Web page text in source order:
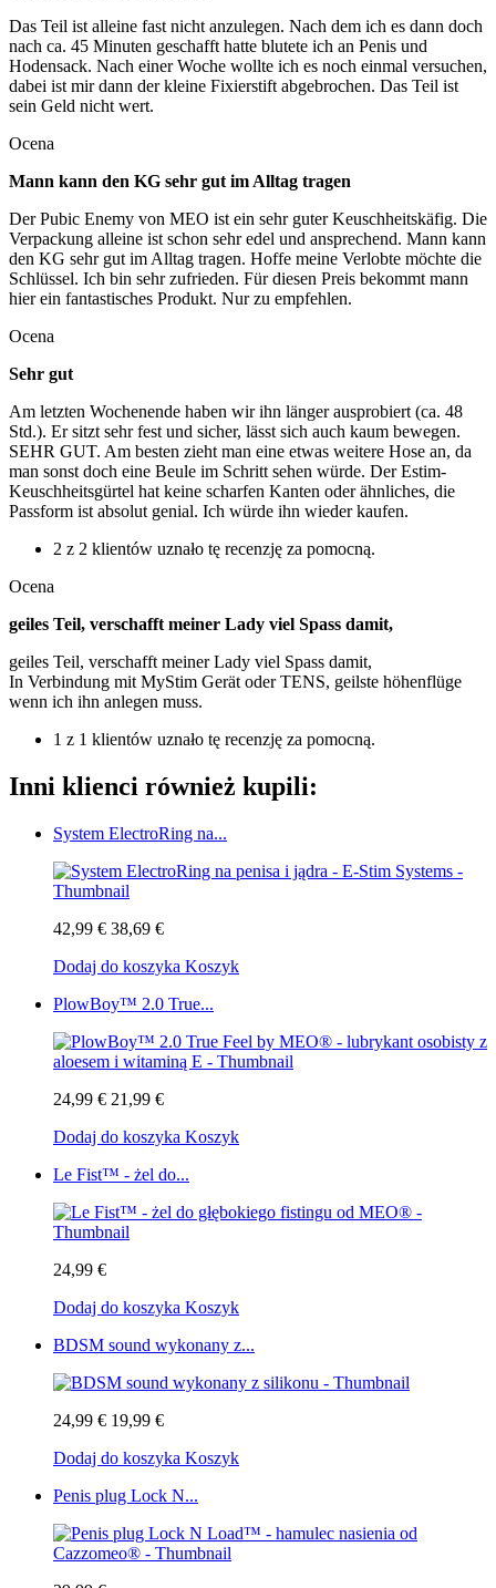
Das Teil ist alleine fast nicht anzulegen. Nach dem ich es dann doch
nach ca. 45 Minuten geschafft hatte blutete ich an Penis und
Hodensack. Nach einer Woche wollte ich es noch einmal versuchen,
dabei ist mir dann der kleine Fixierstift abgebrochen. Das Teil ist
sein Geld nicht wert.
Ocena
Mann kann den KG sehr gut im Alltag tragen
Der Pubic Enemy von MEO ist ein sehr guter Keuschheitskäfig. Die
Verpackung alleine ist schon sehr edel und ansprechend. Mann kann
den KG sehr gut im Alltag tragen. Hoffe meine Verlobte möchte die
Schlüssel. Ich bin sehr zufrieden. Für diesen Preis bekommt mann
hier ein fantastisches Produkt. Nur zu empfehlen.
Ocena
Sehr gut
Am letzten Wochenende haben wir ihn länger ausprobiert (ca. 48
Std.). Er sitzt sehr fest und sicher, lässt sich auch kaum bewegen.
SEHR GUT. Am besten zieht man eine etwas weitere Hose an, da
man sonst doch eine Beule im Schritt sehen würde. Der Estim-
Keuschheitsgürtel hat keine scharfen Kanten oder ähnliches, die
Passform ist absolut genial. Ich würde ihn wieder kaufen.
2 z 2 klientów uznało tę recenzję za pomocną.
Ocena
geiles Teil, verschafft meiner Lady viel Spass damit,
geiles Teil, verschafft meiner Lady viel Spass damit,
In Verbindung mit MyStim Gerät oder TENS, geilste höhenflüge
wenn ich ihn anlegen muss.
1 z 1 klientów uznało tę recenzję za pomocną.
Inni klienci również kupili:
System ElectroRing na...
42,99 € 38,69 €
Dodaj do koszyka Koszyk
PlowBoy™ 2.0 True...
24,99 € 21,99 €
Dodaj do koszyka Koszyk
Le Fist™ - żel do...
24,99 €
Dodaj do koszyka Koszyk
BDSM sound wykonany z...
24,99 € 19,99 €
Dodaj do koszyka Koszyk
Penis plug Lock N...